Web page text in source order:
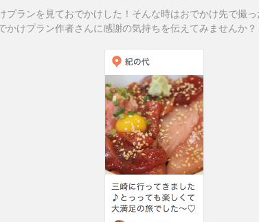
プランを見ておでかけした！そんな時はおでかけ先で撮っ
かけプラン作者さんに感謝の気持ちを伝えてみませんか？